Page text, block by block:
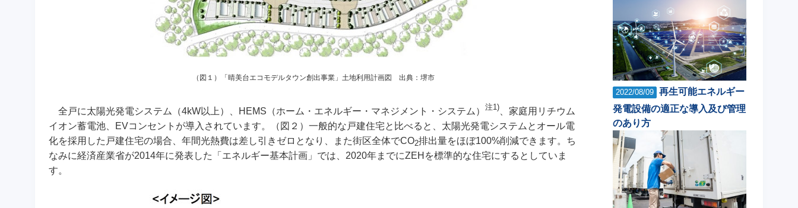
（図１）「晴美台エコモデルタウン創出事業」土地利用計画図 出典：堺市
全戸に太陽光発電システム（4kW以上）、HEMS（ホーム・エネルギー・マネジメント・システム） 注1) 、家庭用リチウム
イオン蓄電池、EVコンセントが導入されています。（図２）一般的な戸建住宅と比べると、太陽光発電システムとオール電
化を採用した戸建住宅の場合、年間光熱費は差し引きゼロとなり、また街区全体でCO2排出量をほぼ100%削減できます。ち
なみに経済産業省が2014年に発表した「エネルギー基本計画」では、2020年までにZEHを標準的な住宅にするとしていま
す。
2022/08/09 再生可能エネルギー
発電設備の適正な導入及び管理
のあり方